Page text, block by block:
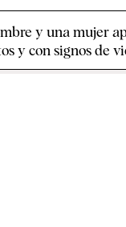
y una mujer
y con signos de